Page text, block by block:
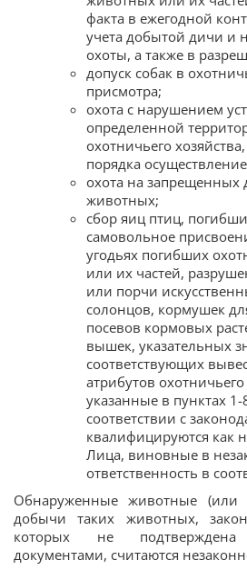
факта в ежегодной
учета добытой дичи и
охоты, а также в
допуск собак в
присмотра;
охота с нарушением
определенной
охотничьего
порядка
охота на запрещенных
животных;
сбор яиц птиц,
самовольное
угодьях погибших
или их частей,
или порчи
солонцов, кормушек
посевов кормовых
вышек, указательных
соответствующих
атрибутов
указанные в пунктах
соответствии с
квалифицируются как
Лица, виновные в
ответственность в
Обнаруженные животные (или
добычи таких животных,
которых не подтверждена
документами, считаются